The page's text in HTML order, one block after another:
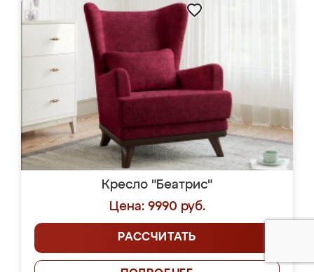
Кресло "Беатрис"
Цена: 9990 руб.
РАССЧИТАТЬ